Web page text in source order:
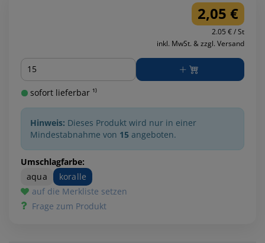
2,05 €
2.05 € / St
inkl. MwSt. & zzgl. Versand
Menge
sofort lieferbar ¹⁾
Hinweis: Dieses Produkt wird nur in einer
Mindestabnahme von 15 angeboten.
Umschlagfarbe:
aqua
koralle
auf die Merkliste setzen
Frage zum Produkt